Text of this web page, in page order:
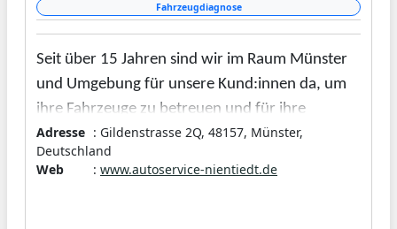
Fahrzeugdiagnose
Seit über 15 Jahren sind wir im Raum Münster
und Umgebung für unsere Kund:innen da, um
ihre Fahrzeuge zu betreuen und für ihre
Sicherheit im Straßenverkehr zu sorgen. Aus
diesem Grund übernehmen wir in unserer Kfz-
Adresse : Gildenstrasse 2Q, 48157, Münster,
Deutschland
Web
: www.autoservice-nientiedt.de